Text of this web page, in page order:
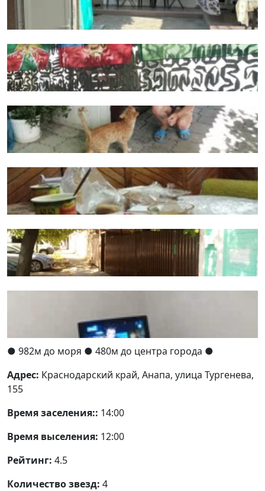
● 982м до моря ● 480м до центра города ●
Адрес: Краснодарский край, Анапа, улица Тургенева,
155
Время заселения:: 14:00
Время выселения: 12:00
Рейтинг: 4.5
Количество звезд: 4